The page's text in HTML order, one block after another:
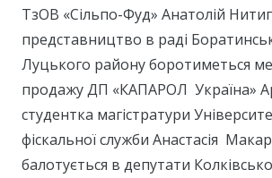
ТзОВ «Сільпо-Фуд» Анатолій
представництво в раді
Луцького району боротиметься
продажу ДП «КАПАРОЛ Україна»
студентка магістратури
фіскальної служби Анастасія
балотується в депутати